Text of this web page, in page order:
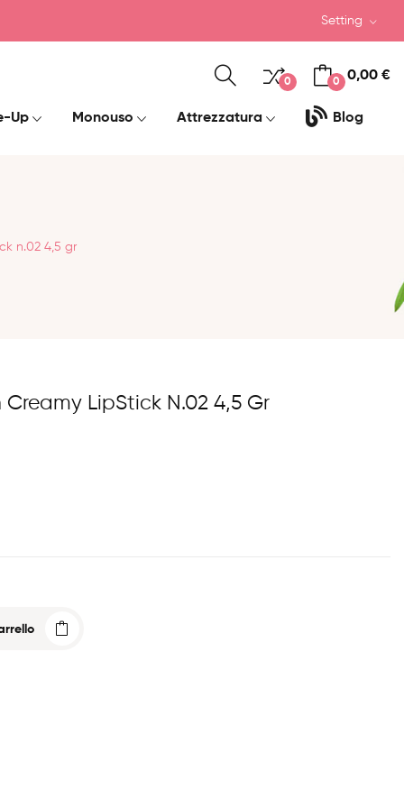
Setting
0 0,00 €
0
Up Monouso Attrezzatura Blog
n.02 4,5 gr
LipStick N.02 4,5 Gr